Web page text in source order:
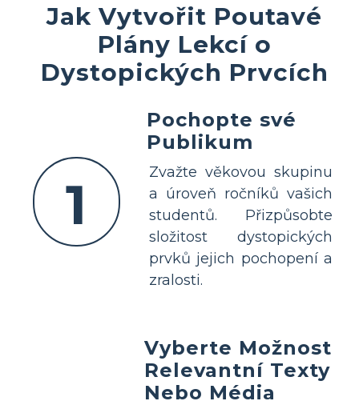
Jak Vytvořit Poutavé
Plány Lekcí o
Dystopických Prvcích
1
Pochopte své
Publikum
Zvažte věkovou skupinu
a úroveň ročníků vašich
studentů. Přizpůsobte
složitost dystopických
prvků jejich pochopení a
zralosti.
Vyberte Možnost
Relevantní Texty
Nebo Média